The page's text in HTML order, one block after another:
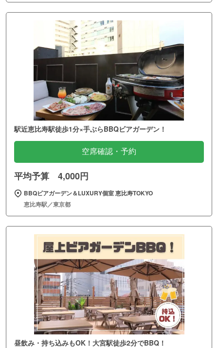
駅近恵比寿駅徒歩1分×手ぶらBBQビアガーデン！
空席確認・予約
平均予算 4,000円
BBQビアガーデン＆LUXURY個室 恵比寿TOKYO
恵比寿駅／東京都
昼飲み・持ち込みもOK！大宮駅徒歩2分でBBQ！